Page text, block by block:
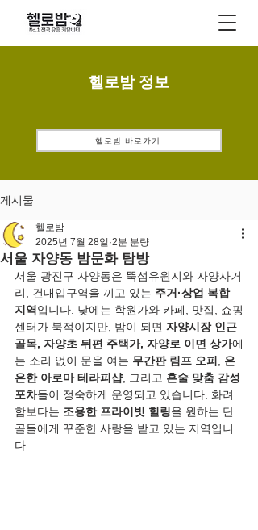
헬로밤 정보
헬로밤 바로가기
게시물
서울 자양동 밤문화 탐방
헬로밤
2025년 7월 28일 2분 분량
서울 광진구 자양동은 뚝섬유원지와 자양사거
리, 건대입구역을 끼고 있는 주거·상업 복합
지역 입니다. 낮에는 학원가와 카페, 맛집, 쇼핑
센터가 북적이지만, 밤이 되면 자양시장 인근
골목, 자양초 뒤편 주택가, 자양로 이면 상가에
는 소리 없이 문을 여는 무간판 림프 오피
은
은한 아로마 테라피샵, 그리고 혼술 맞춤 감성
포차들이 정숙하게 운영되고 있습니다. 화려
함보다는 조용한 프라이빗 힐링을 원하는 단
골들에게 꾸준한 사랑을 받고 있는 지역입니
다.